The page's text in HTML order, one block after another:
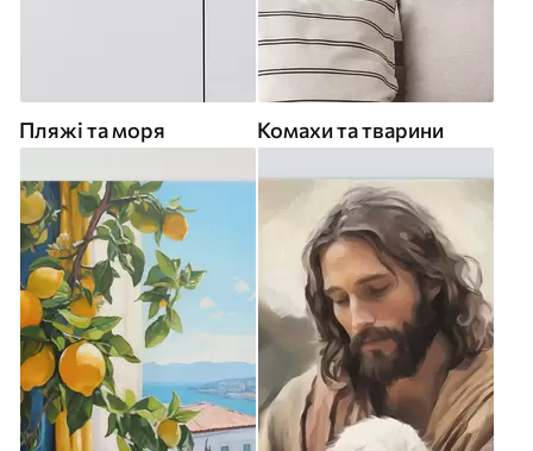
Пляжі та моря Комахи та тварини